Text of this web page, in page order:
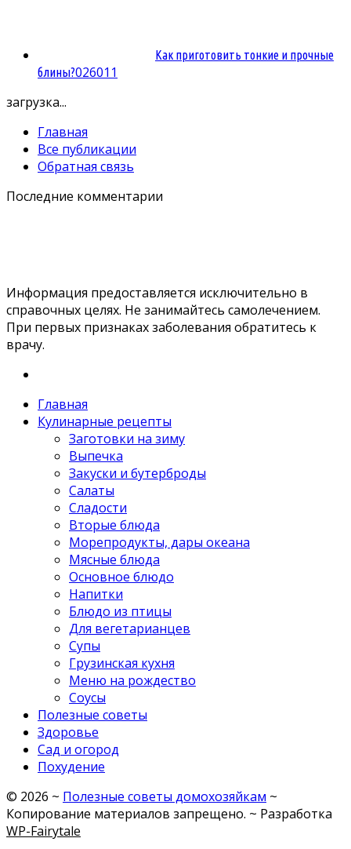
Как приготовить тонкие и прочные
блины?026011
загрузка...
Главная
Все публикации
Обратная связь
Последние комментарии
Информация предоставляется исключительно в
справочных целях. Не занимайтесь самолечением.
При первых признаках заболевания обратитесь к
врачу.
Главная
Кулинарные рецепты
Заготовки на зиму
Выпечка
Закуски и бутерброды
Салаты
Сладости
Вторые блюда
Морепродукты, дары океана
Мясные блюда
Основное блюдо
Напитки
Блюдо из птицы
Для вегетарианцев
Супы
Грузинская кухня
Меню на рождество
Соусы
Полезные советы
Здоровье
Сад и огород
Похудение
© 2026 ~ Полезные советы домохозяйкам ~
Копирование материалов запрещено. ~ Разработка
WP-Fairytale